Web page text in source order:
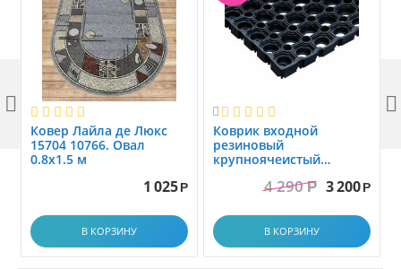
Ковер Лайла де Люкс
15704 10766. Овал
0.8x1.5 м
1 025 Р
В КОРЗИНУ

Коврик вxодной
резиновый
крупноячеистый
1.0x1.5 м4 290 Р 3 200 Р
В КОРЗИНУ
 